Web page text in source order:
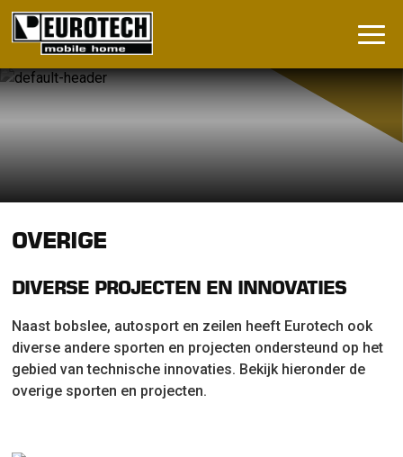
OVERIGE
DIVERSE PROJECTEN EN INNOVATIES
Naast bobslee, autosport en zeilen heeft Eurotech ook
diverse andere sporten en projecten ondersteund op het
gebied van technische innovaties. Bekijk hieronder de
overige sporten en projecten.